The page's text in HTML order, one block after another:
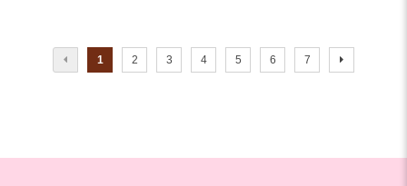
1 2 3 4 5 6 7